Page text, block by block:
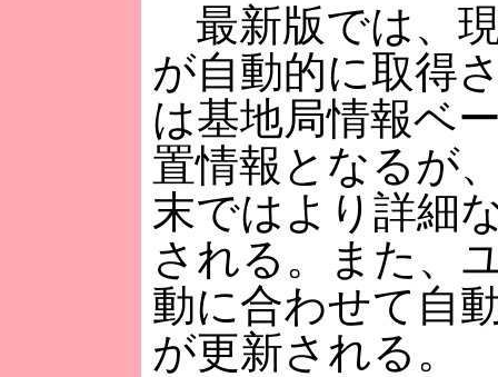
最新版では、
が自動的に取得
は基地局情報ベ
置情報となるが
末ではより詳細
される。また、
動に合わせて自
が更新される。